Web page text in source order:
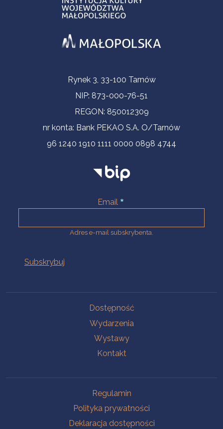
Informacje kontaktoweRynek 3, 33-100 Tarnów
NIP: 873-000-76-51
REGON: 850012309
nr konta: Bank PEKAO S.A. O/Tarnów
96 1240 1910 1111 0000 0898 4744
Email
Adres e-mail subskrybenta.
Dostępność
Wydarzenia
Wystawy
Kontakt
Regulamin
Polityka prywatności
Deklaracja dostępności